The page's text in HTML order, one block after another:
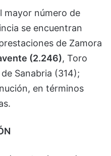
mayor número de
se encuentran
de Zamora
(2.246), Toro
Sanabria (314);
en términos